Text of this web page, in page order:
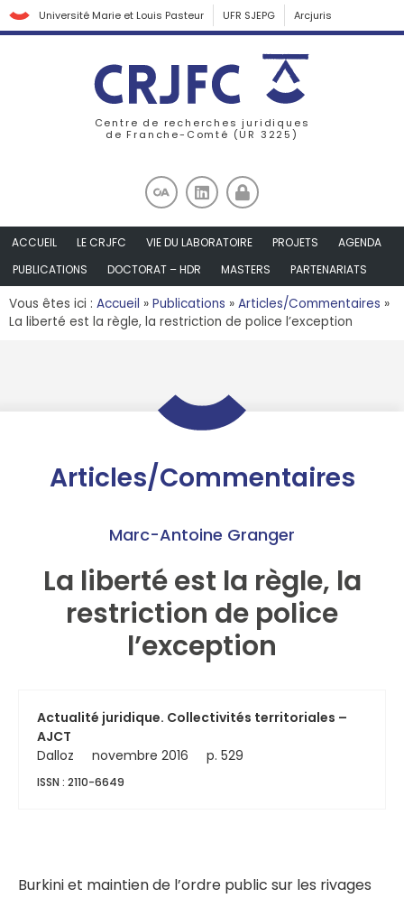
Université Marie et Louis Pasteur UFR SJEPG Arcjuris
Centre de recherches juridiques
de Franche-Comté (UR 3225)
ACCUEIL LE CRJFC VIE DU LABORATOIRE PROJETS
AGENDA
PUBLICATIONS
DOCTORAT – HDR MASTERS PARTENARIATS
Vous êtes ici : Accueil » Publications » Articles/Commentaires »
La liberté est la règle, la restriction de police l’exception
Articles/Commentaires
Marc-Antoine Granger
La liberté est la règle, la
restriction de police
l’exception
Actualité juridique. Collectivités territoriales –
AJCT
Dalloz
novembre 2016 p. 529
ISSN : 2110-6649
Burkini et maintien de l’ordre public sur les rivages